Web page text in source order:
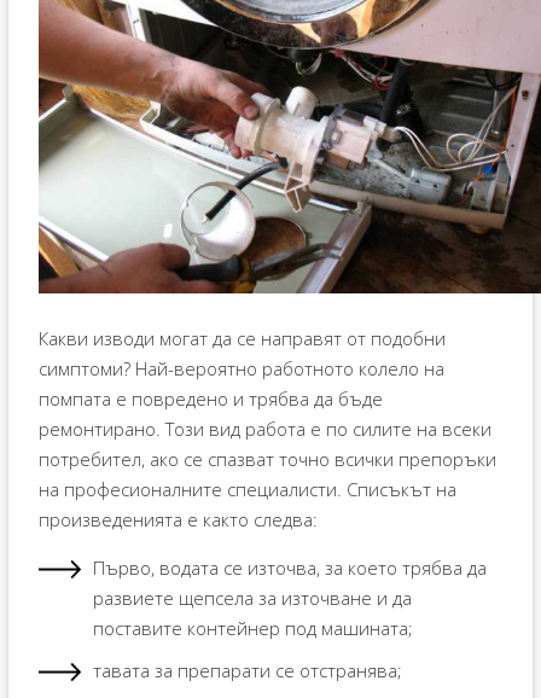
Какви изводи могат да се направят от подобни
симптоми? Най-вероятно работното колело на
помпата е повредено и трябва да бъде
ремонтирано. Този вид работа е по силите на всеки
потребител, ако се спазват точно всички препоръки
на професионалните специалисти. Списъкът на
произведенията е както следва:
Първо, водата се източва, за което трябва да
развиете щепсела за източване и да
поставите контейнер под машината;
тавата за препарати се отстранява;